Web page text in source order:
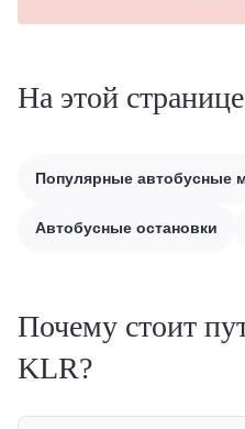
На этой странице
Популярные автобусные
Автобусные остановки
Почему стоит
KLR?